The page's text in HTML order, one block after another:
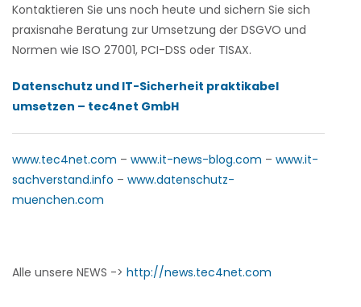
Kontaktieren Sie uns noch heute und sichern Sie sich
praxisnahe Beratung zur Umsetzung der DSGVO und
Normen wie ISO 27001, PCI-DSS oder TISAX.
Datenschutz und IT-Sicherheit praktikabel
umsetzen – tec4net GmbH
www.tec4net.com – www.it-news-blog.com – www.it-
sachverstand.info – www.datenschutz-
muenchen.com
Alle unsere NEWS -> http://news.tec4net.com